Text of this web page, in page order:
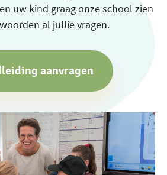
uw kind graag onze school zien
al jullie vragen.
aanvragen